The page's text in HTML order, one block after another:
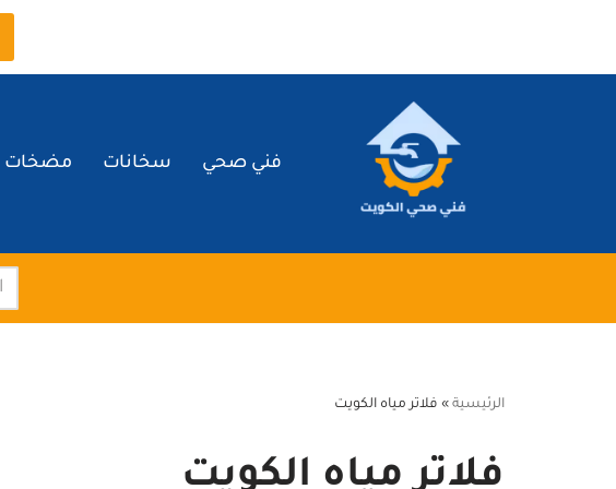
فني صحي سخانات مضخات
الرئيسية » فلاتر مياه الكويت
فلاتر مياه الكويت